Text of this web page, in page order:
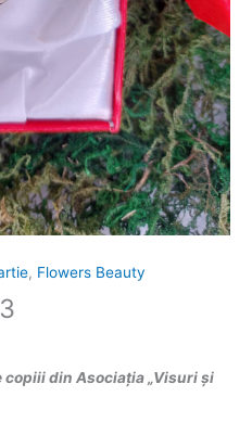
, Flowers Beauty
din Asociația „Visuri și